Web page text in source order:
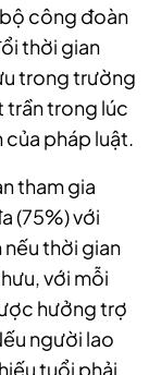
bộ công đoàn
thời gian
trong trường
trần trong lúc
của pháp luật.
tham gia
(75%) với
nếu thời gian
với mỗi
hưởng trợ
người lao
tuổi phải